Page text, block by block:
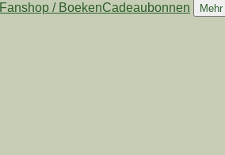
Fanshop / BoekenCadeaubonnen Mehr